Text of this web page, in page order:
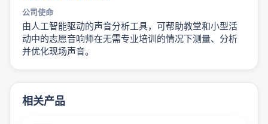
公司使命
由人工智能驱动的声音分析工具，可帮助教堂和小型活
动中的志愿音响师在无需专业培训的情况下测量、分析
并优化现场声音。
相关产品